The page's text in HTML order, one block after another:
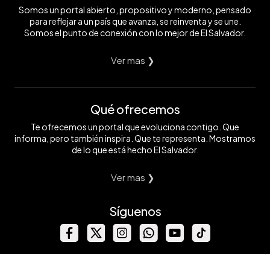
Somos un portal abierto, propositivo y moderno, pensado
para reflejar a un país que avanza, se reinventa y se une.
Somos el punto de conexión con lo mejor de El Salvador.
Ver mas ❯
Qué ofrecemos
Te ofrecemos un portal que evoluciona contigo. Que
informa, pero también inspira. Que te representa. Mostramos
de lo que está hecho El Salvador.
Ver mas ❯
Síguenos